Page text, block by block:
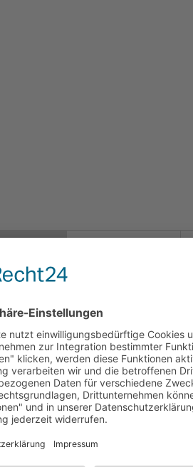
2.1-Pigtail-Kabel für
- HDMI 2.1 Pigtail-
PM1020 ist ein dediziertes HDMI
mediahub2 in
entwickelt wurde.
entwickelt und verfügt über
in elektrisch
ermöglicht eine sichere,
Bereitstellung und
und schwarz geschirmte